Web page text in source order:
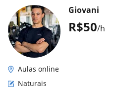
R$50/h
Giovani
Aulas online
Naturais